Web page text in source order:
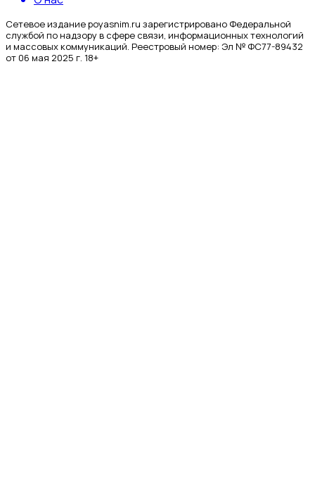
Сетевое издание poyasnim.ru зарегистрировано Федеральной
службой по надзору в сфере связи, информационных технологий
и массовых коммуникаций. Реестровый номер: Эл № ФС77-89432
от 06 мая 2025 г. 18+